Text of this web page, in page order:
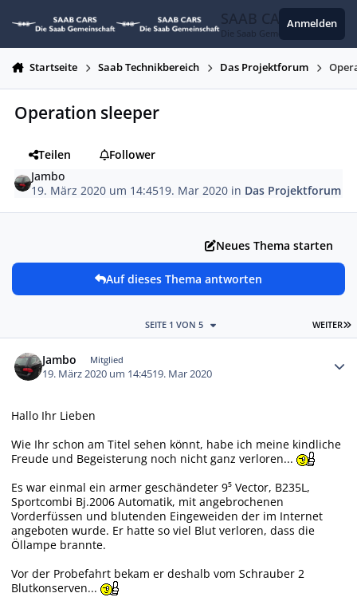
SAAB CARS
Die Saab Gemeinschaft
Anmelden
Startseite Saab Technikbereich Das Projektforum
Operation sleeper
Teilen
Follower
Jambo
19. März 2020 um 14:4519. Mar 2020 in Das Projektforum
Neues Thema starten
Auf dieses Thema antworten
WEITER
SEITE 1 VON 5
Jambo Mitglied
19. März 2020 um 14:4519. Mar 2020
Hallo Ihr Lieben
Wie Ihr schon am Titel sehen könnt, habe ich meine kindliche
Freude und Begeisterung noch nicht ganz verloren...
Es war einmal ein armer geschändeter 9⁵ Vector, B235L,
Sportcombi Bj.2006 Automatik, mit angebrochenen
Vorderfüssen und blutenden Eingeweiden der im Internet
angeboten wurde. Er hatte so viel Blut verloren, dass die
Öllampe brannte.
Vor der Probefahrt bekam er deshalb vom Schrauber 2
Blutkonserven...